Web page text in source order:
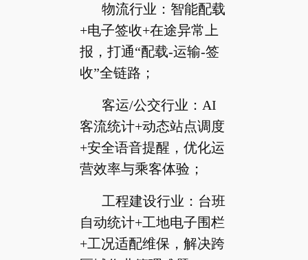
物流行业：智能配载
+电子签收+在途异常上
报，打通“配载-运输-签
收”全链路；
客运/公交行业：AI
客流统计+动态站点调度
+安全语音提醒，优化运
营效率与乘客体验；
工程建设行业：台班
自动统计+工地电子围栏
+工况适配维保，解决跨